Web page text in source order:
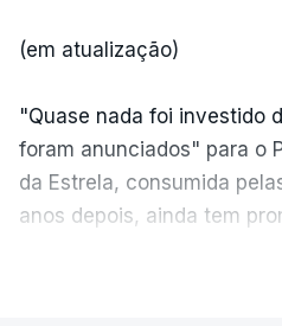
(em atualização)
"Quase nada foi investido
foram anunciados" para o
da Estrela, consumida
anos depois, ainda tem